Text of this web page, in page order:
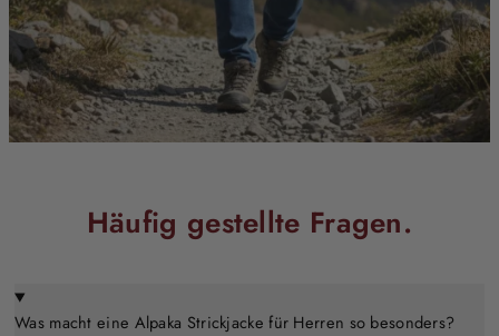
Häufig gestellte Fragen.
Was macht eine Alpaka Strickjacke für Herren so besonders?